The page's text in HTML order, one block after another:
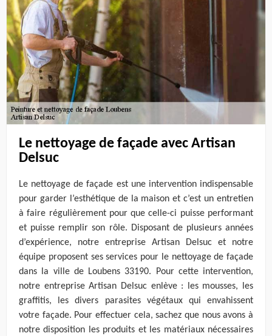
Le nettoyage de façade avec Artisan
Delsuc
Le nettoyage de façade est une intervention indispensable
pour garder l’esthétique de la maison et c’est un entretien
à faire régulièrement pour que celle-ci puisse performant
et puisse remplir son rôle. Disposant de plusieurs années
d’expérience, notre entreprise Artisan Delsuc et notre
équipe proposent ses services pour le nettoyage de façade
dans la ville de Loubens 33190. Pour cette intervention,
notre entreprise Artisan Delsuc enlève : les mousses, les
graffitis, les divers parasites végétaux qui envahissent
votre façade. Pour effectuer cela, sachez que nous avons à
notre disposition les produits et les matériaux nécessaires